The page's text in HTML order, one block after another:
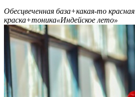
Обесцвеченная база+какая-то красная
краска+тоника«Индейское лето»